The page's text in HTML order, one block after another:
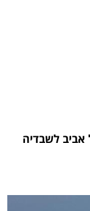
אביב לשבדיה